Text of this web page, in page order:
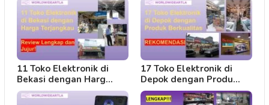
11 Toko Elektronik di
Bekasi dengan Harg…
17 Toko Elektronik di
Depok dengan Produ…